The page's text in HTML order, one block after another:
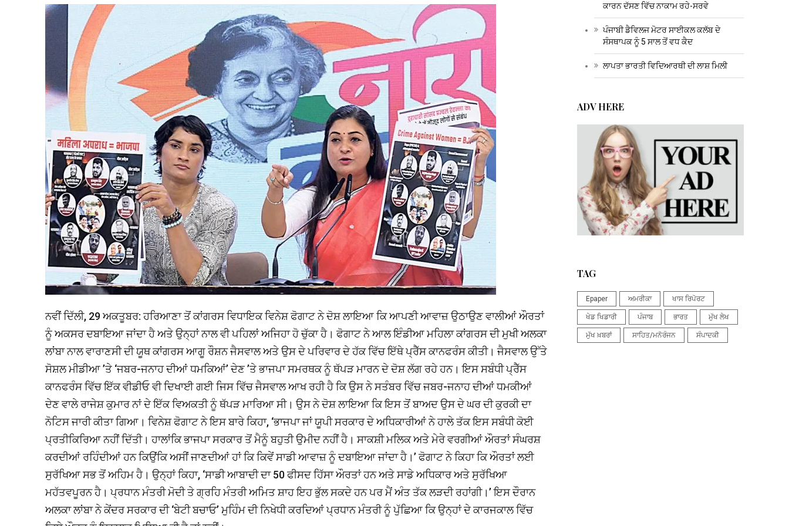
ਨਵੀਂ ਦਿੱਲੀ, 29 ਅਕਤੂਬਰ: ਹਰਿਆਣਾ ਤੋਂ ਕਾਂਗਰਸ ਵਿਧਾਇਕ ਵਿਨੇਸ਼ ਫੋਗਾਟ ਨੇ ਦੋਸ਼ ਲਾਇਆ ਕਿ ਆਪਣੀ ਆਵਾਜ਼ ਉਠਾਉਣ ਵਾਲੀਆਂ ਔਰਤਾਂ
ਨੂੰ ਅਕਸਰ ਦਬਾਇਆ ਜਾਂਦਾ ਹੈ ਅਤੇ ਉਨ੍ਹਾਂ ਨਾਲ ਵੀ ਪਹਿਲਾਂ ਅਜਿਹਾ ਹੋ ਚੁੱਕਾ ਹੈ। ਫੋਗਾਟ ਨੇ ਆਲ ਇੰਡੀਆ ਮਹਿਲਾ ਕਾਂਗਰਸ ਦੀ ਮੁਖੀ ਅਲਕਾ
ਲਾਂਬਾ ਨਾਲ ਵਾਰਾਣਸੀ ਦੀ ਯੂਥ ਕਾਂਗਰਸ ਆਗੂ ਰੌਸ਼ਨ ਜੈਸਵਾਲ ਅਤੇ ਉਸ ਦੇ ਪਰਿਵਾਰ ਦੇ ਹੱਕ ਵਿੱਚ ਇੱਥੇ ਪ੍ਰੈੱਸ ਕਾਨਫਰੰਸ ਕੀਤੀ। ਜੈਸਵਾਲ ਉੱਤੇ
ਸੋਸ਼ਲ ਮੀਡੀਆ ’ਤੇ ‘ਜਬਰ-ਜਨਾਹ ਦੀਆਂ ਧਮਕਿਆਂ’ ਦੇਣ ’ਤੇ ਭਾਜਪਾ ਸਮਰਥਕ ਨੂੰ ਥੱਪੜ ਮਾਰਨ ਦੇ ਦੋਸ਼ ਲੱਗ ਰਹੇ ਹਨ। ਇਸ ਸਬੰਧੀ ਪ੍ਰੈੱਸ
ਕਾਨਫਰੰਸ ਵਿੱਚ ਇੱਕ ਵੀਡੀਓ ਵੀ ਦਿਖਾਈ ਗਈ ਜਿਸ ਵਿੱਚ ਜੈਸਵਾਲ ਆਖ ਰਹੀ ਹੈ ਕਿ ਉਸ ਨੇ ਸਤੰਬਰ ਵਿੱਚ ਜਬਰ-ਜਨਾਹ ਦੀਆਂ ਧਮਕੀਆਂ
ਦੇਣ ਵਾਲੇ ਰਾਜੇਸ਼ ਕੁਮਾਰ ਨਾਂ ਦੇ ਇੱਕ ਵਿਅਕਤੀ ਨੂੰ ਥੱਪੜ ਮਾਰਿਆ ਸੀ। ਉਸ ਨੇ ਦੋਸ਼ ਲਾਇਆ ਕਿ ਇਸ ਤੋਂ ਬਾਅਦ ਉਸ ਦੇ ਘਰ ਦੀ ਕੁਰਕੀ ਦਾ
ਨੋਟਿਸ ਜਾਰੀ ਕੀਤਾ ਗਿਆ। ਵਿਨੇਸ਼ ਫੋਗਾਟ ਨੇ ਇਸ ਬਾਰੇ ਕਿਹਾ, ‘ਭਾਜਪਾ ਜਾਂ ਯੂਪੀ ਸਰਕਾਰ ਦੇ ਅਧਿਕਾਰੀਆਂ ਨੇ ਹਾਲੇ ਤੱਕ ਇਸ ਸਬੰਧੀ ਕੋਈ
ਪ੍ਰਤੀਕਿਰਿਆ ਨਹੀਂ ਦਿੱਤੀ। ਹਾਲਾਂਕਿ ਭਾਜਪਾ ਸਰਕਾਰ ਤੋਂ ਮੈਨੂੰ ਬਹੁਤੀ ਉਮੀਦ ਨਹੀਂ ਹੈ। ਸਾਕਸ਼ੀ ਮਲਿਕ ਅਤੇ ਮੇਰੇ ਵਰਗੀਆਂ ਔਰਤਾਂ ਸੰਘਰਸ਼
ਕਰਦੀਆਂ ਰਹਿੰਦੀਆਂ ਹਨ ਕਿਉਂਕਿ ਅਸੀਂ ਜਾਣਦੀਆਂ ਹਾਂ ਕਿ ਕਿਵੇਂ ਸਾਡੀ ਆਵਾਜ਼ ਨੂੰ ਦਬਾਇਆ ਜਾਂਦਾ ਹੈ।’ ਫੋਗਾਟ ਨੇ ਕਿਹਾ ਕਿ ਔਰਤਾਂ ਲਈ
ਸੁਰੱਖਿਆ ਸਭ ਤੋਂ ਅਹਿਮ ਹੈ। ਉਨ੍ਹਾਂ ਕਿਹਾ, ‘ਸਾਡੀ ਆਬਾਦੀ ਦਾ 50 ਫੀਸਦ ਹਿੱਸਾ ਔਰਤਾਂ ਹਨ ਅਤੇ ਸਾਡੇ ਅਧਿਕਾਰ ਅਤੇ ਸੁਰੱਖਿਆ
ਮਹੱਤਵਪੂਰਨ ਹੈ। ਪ੍ਰਧਾਨ ਮੰਤਰੀ ਮੋਦੀ ਤੇ ਗ੍ਰਹਿ ਮੰਤਰੀ ਅਮਿਤ ਸ਼ਾਹ ਇਹ ਭੁੱਲ ਸਕਦੇ ਹਨ ਪਰ ਮੈਂ ਅੰਤ ਤੱਕ ਲੜਦੀ ਰਹਾਂਗੀ।’ ਇਸ ਦੌਰਾਨ
ਅਲਕਾ ਲਾਂਬਾ ਨੇ ਕੇਂਦਰ ਸਰਕਾਰ ਦੀ ‘ਬੇਟੀ ਬਚਾਓ’ ਮੁਹਿੰਮ ਦੀ ਨਿਖੇਧੀ ਕਰਦਿਆਂ ਪ੍ਰਧਾਨ ਮੰਤਰੀ ਨੂੰ ਪੁੱਛਿਆ ਕਿ ਉਨ੍ਹਾਂ ਦੇ ਕਾਰਜਕਾਲ ਵਿੱਚ
ਕਾਰਨ ਦੱਸਣ ਵਿੱਚ ਨਾਕਾਮ ਰਹੇ-ਸਰਵੇ
ਪੰਜਾਬੀ ਡੈਵਿਲਜ ਮੋਟਰ ਸਾਈਕਲ ਕਲੱਬ ਦੇ
ਸੰਸਥਾਪਕ ਨੂੰ 5 ਸਾਲ ਤੋਂ ਵਧ ਕੈਦ
ਲਾਪਤਾ ਭਾਰਤੀ ਵਿਦਿਆਰਥੀ ਦੀ ਲਾਸ਼ ਮਿਲੀ
ADV HERE
TAG
Epaper ਅਮਰੀਕਾ ਖਾਸ ਰਿਪੋਰਟ
ਖੇਡ ਖਿਡਾਰੀ ਪੰਜਾਬ ਭਾਰਤ ਮੁੱਖ ਲੇਖ
ਮੁੱਖ ਖ਼ਬਰਾਂ ਸਾਹਿਤ/ਮਨੋਰੰਜਨ ਸੰਪਾਦਕੀ